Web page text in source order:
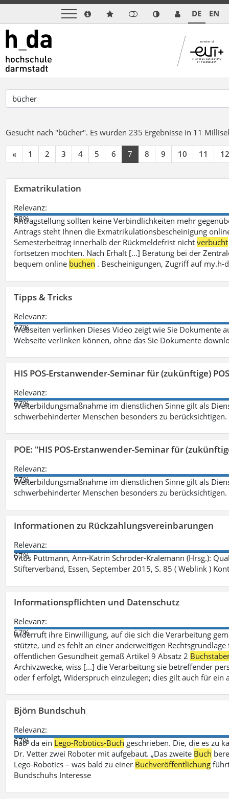
DE EN
Gesucht nach "bücher". Es wurden 235 Ergebnisse in 11
« 1 2 3 4 5 6 7 8 9 10 11 12
Exmatrikulation
Relevanz:
68%
Antragstellung sollten keine Verbindlichkeiten mehr
Antrags steht Ihnen die Exmatrikulationsbescheinigung
Semesterbeitrag innerhalb der Rückmeldefrist nichtverbucht
fortsetzen möchten. Nach Erhalt [...] Beratung bei der
bequem online buchen . Bescheinigungen, Zugriff auf
Tipps & Tricks
Relevanz:
67%
Webseiten verlinken Dieses Video zeigt wie Sie Dokumente
Webseite verlinken können, ohne das Sie Dokumente
HIS POS-Erstanwender-Seminar für (zukünftige)
Relevanz:
67%
Weiterbildungsmaßnahme im dienstlichen Sinne gilt als
schwerbehinderter Menschen besonders zu berücksichtigen.
POE: "HIS POS-Erstanwender-Seminar für
Relevanz:
67%
Weiterbildungsmaßnahme im dienstlichen Sinne gilt als
schwerbehinderter Menschen besonders zu berücksichtigen.
Informationen zu Rückzahlungsvereinbarungen
Relevanz:
67%
Vitus Püttmann, Ann-Katrin Schröder-Kralemann (Hrsg.):
Stifterverband, Essen, September 2015, S. 85 ( Weblink )
Informationspflichten und Datenschutz
Relevanz:
67%
widerruft ihre Einwilligung, auf die sich die Verarbeitung
stützte, und es fehlt an einer anderweitigen
öffentlichen Gesundheit gemäß Artikel 9 Absatz 2
Archivzwecke, wiss [...] die Verarbeitung sie betreffender
oder f erfolgt, Widerspruch einzulegen; dies gilt auch für ein
Björn Bundschuh
Relevanz:
67%
hab‘ da ein Lego-Robotics-Buch geschrieben. Die, die es zu
Dr. Vetter zwei Roboter mit aufgebaut. „Das zweite Buch
Lego-Robotics – was bald zu einer Buchveröffentlichung
Bundschuhs Interesse